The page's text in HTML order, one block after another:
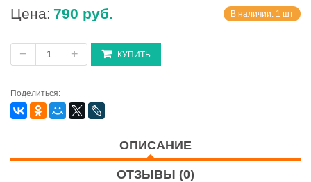
Цена: 790 руб. В наличии: 1 шт
− + КУПИТЬ
Поделиться:
ОПИСАНИЕ
ОТЗЫВЫ (0)